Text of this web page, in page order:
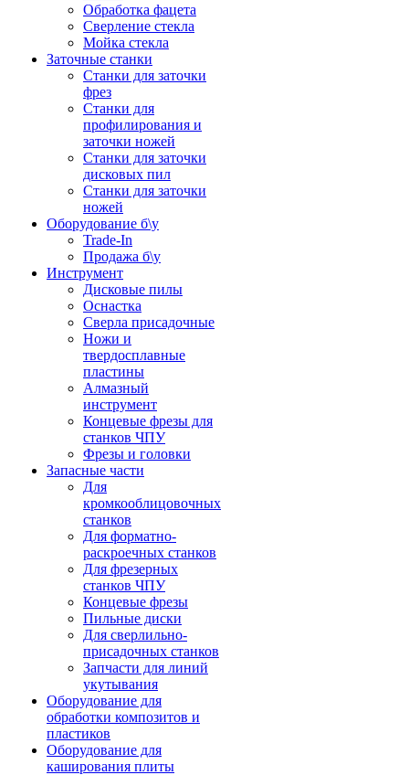
Обработка фацета
Сверление стекла
Мойка стекла
Заточные станки
Станки для заточки
фрез
Станки для
профилирования и
заточки ножей
Станки для заточки
дисковых пил
Станки для заточки
ножей
Оборудование б\у
Trade-In
Продажа б\у
Инструмент
Дисковые пилы
Оснастка
Сверла присадочные
Ножи и
твердосплавные
пластины
Алмазный
инструмент
Концевые фрезы для
станков ЧПУ
Фрезы и головки
Запасные части
Для
кромкооблицовочных
станков
Для форматно-
раскроечных станков
Для фрезерных
станков ЧПУ
Концевые фрезы
Пильные диски
Для сверлильно-
присадочных станков
Запчасти для линий
укутывания
Оборудование для
обработки композитов и
пластиков
Оборудование для
каширования плиты